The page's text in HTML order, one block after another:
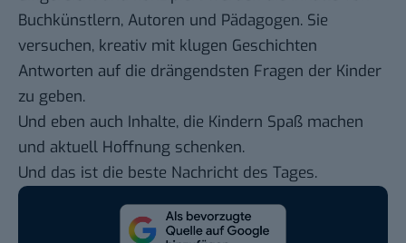
Buchkünstlern, Autoren und Pädagogen. Sie
versuchen, kreativ mit klugen Geschichten
Antworten auf die drängendsten Fragen der Kinder
zu geben.
Und eben auch Inhalte, die Kindern Spaß machen
und aktuell Hoffnung schenken.
Und das ist die beste Nachricht des Tages.